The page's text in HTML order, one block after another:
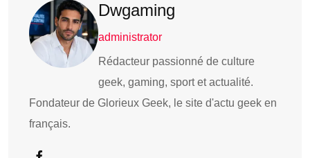
Dwgaming
administrator
Rédacteur passionné de culture
geek, gaming, sport et actualité.
Fondateur de Glorieux Geek, le site d'actu geek en
français.